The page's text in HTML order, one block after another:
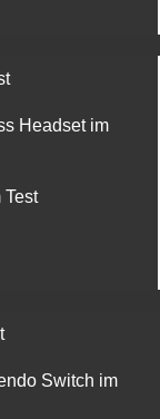
Headset im
Test
Switch im